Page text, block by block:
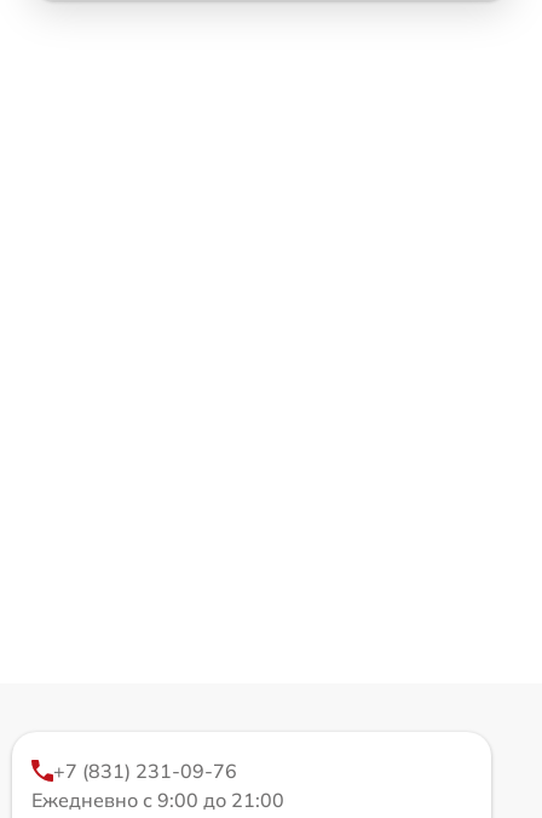
+7 (831) 231-09-76
Ежедневно с 9:00 до 21:00